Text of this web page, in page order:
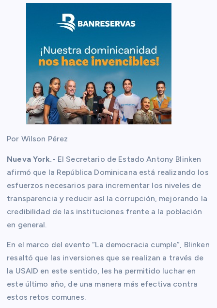
Por Wilson Pérez
Nueva York.- El Secretario de Estado Antony Blinken
afirmó que la República Dominicana está realizando los
esfuerzos necesarios para incrementar los niveles de
transparencia y reducir así la corrupción, mejorando la
credibilidad de las instituciones frente a la población
en general.
En el marco del evento “La democracia cumple”, Blinken
resaltó que las inversiones que se realizan a través de
la USAID en este sentido, les ha permitido luchar en
este último año, de una manera más efectiva contra
estos retos comunes.